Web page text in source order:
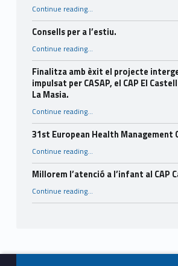
Continue reading“La nova gestió de l’atenció a l’infant del CAP Can Bou present al Diari El Castell.”
…
Consells per a l’estiu.
Continue reading…
Finalitza amb èxit el projecte
impulsat per CASAP, el CAP El
La Masia.
Continue reading“Finalitza amb èxit el projecte intergeneracional impulsat per CASAP, el CAP El Castell i l’Espai Jove La Masia.”
…
31st European Health Management
Continue reading“31st European Health Management Conference”
…
Millorem l’atenció a l’infant al CAP
Continue reading“Millorem l’atenció a l’infant al CAP Can Bou!”
…
Footer info sidebar